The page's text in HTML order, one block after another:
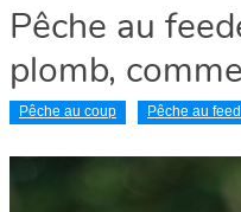
Pêche au
plomb,
Pêche au coup Pêche au